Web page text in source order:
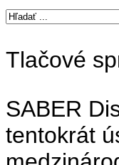
Tlačové
SABER
tentokrát